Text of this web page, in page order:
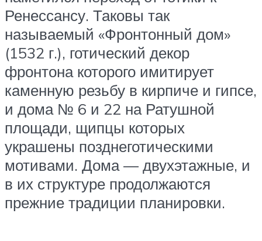
Ренессансу. Таковы так
называемый «Фронтонный дом»
(1532 г.), готический декор
фронтона которого имитирует
каменную резьбу в кирпиче и гипсе,
и дома № 6 и 22 на Ратушной
площади, щипцы которых
украшены позднеготическими
мотивами. Дома — двухэтажные, и
в их структуре продолжаются
прежние традиции планировки.